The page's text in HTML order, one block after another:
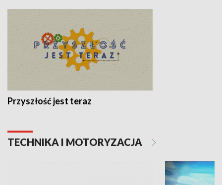
Przyszłość jest teraz
TECHNIKA I MOTORYZACJA